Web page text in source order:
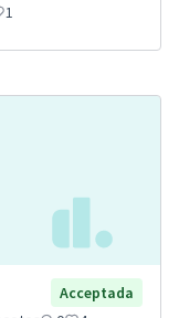
1
Acceptada